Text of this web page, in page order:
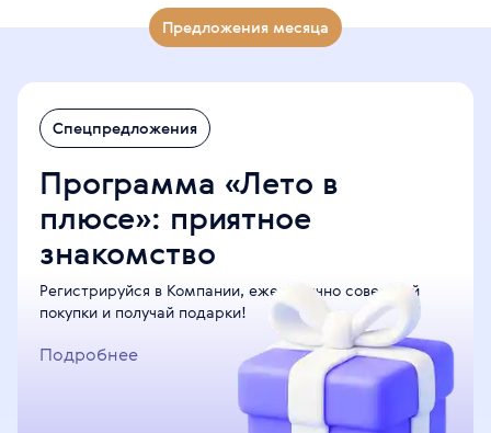
Завершён
Май
бодростью
Сахар ↓ Энергия ↑
Предложения месяца
Спецпредложения
Программа «Лето в
плюсе»: приятное
знакомство
Регистрируйся в Компании, ежемесячно совершай
покупки и получай подарки!
Подробнее